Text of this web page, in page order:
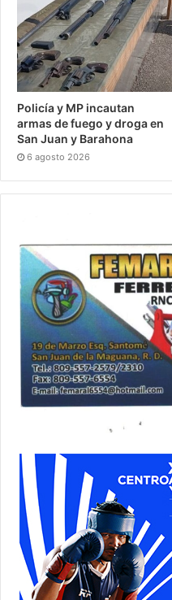
Policía y MP incautan
armas de fuego y droga en
San Juan y Barahona
6 agosto 2026